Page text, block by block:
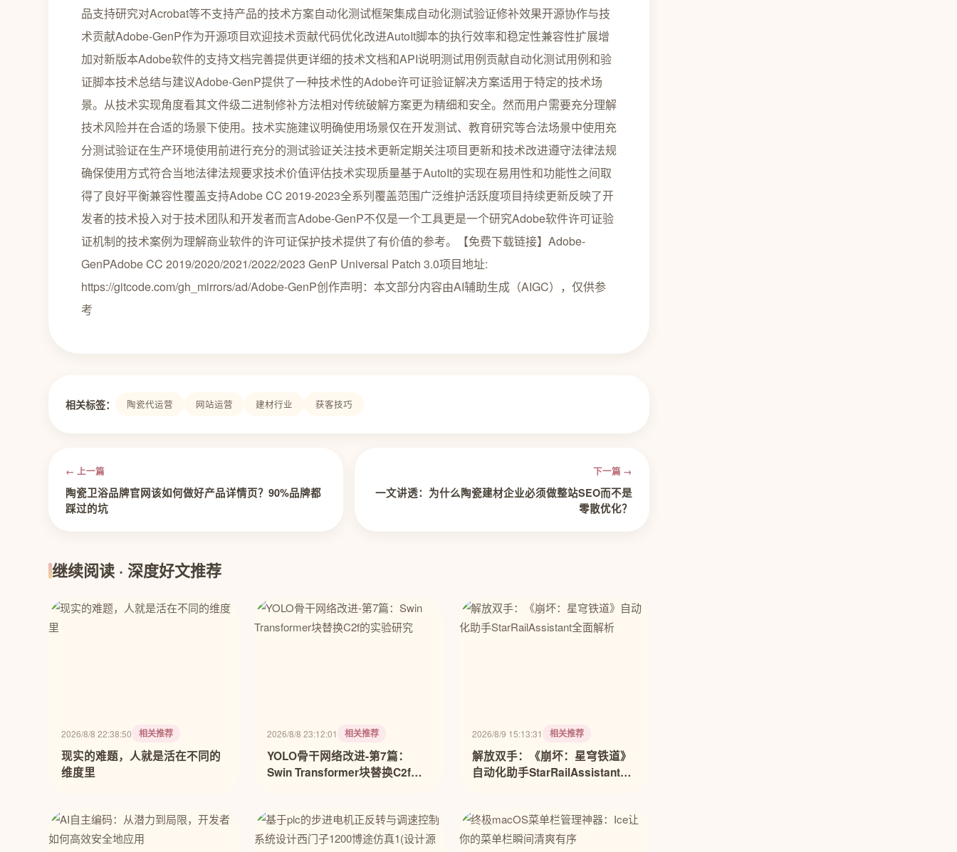
品支持研究对Acrobat等不支持产品的技术方案自动化测试框架集成自动化测试验证修补效果开源协作与技
术贡献Adobe-GenP作为开源项目欢迎技术贡献代码优化改进AutoIt脚本的执行效率和稳定性兼容性扩展增
加对新版本Adobe软件的支持文档完善提供更详细的技术文档和API说明测试用例贡献自动化测试用例和验
证脚本技术总结与建议Adobe-GenP提供了一种技术性的Adobe许可证验证解决方案适用于特定的技术场
景。从技术实现角度看其文件级二进制修补方法相对传统破解方案更为精细和安全。然而用户需要充分理解
技术风险并在合适的场景下使用。技术实施建议明确使用场景仅在开发测试、教育研究等合法场景中使用充
分测试验证在生产环境使用前进行充分的测试验证关注技术更新定期关注项目更新和技术改进遵守法律法规
确保使用方式符合当地法律法规要求技术价值评估技术实现质量基于AutoIt的实现在易用性和功能性之间取
得了良好平衡兼容性覆盖支持Adobe CC 2019-2023全系列覆盖范围广泛维护活跃度项目持续更新反映了开
发者的技术投入对于技术团队和开发者而言Adobe-GenP不仅是一个工具更是一个研究Adobe软件许可证验
证机制的技术案例为理解商业软件的许可证保护技术提供了有价值的参考。【免费下载链接】Adobe-
GenPAdobe CC 2019/2020/2021/2022/2023 GenP Universal Patch 3.0项目地址:
https://gitcode.com/gh_mirrors/ad/Adobe-GenP创作声明：本文部分内容由AI辅助生成（AIGC），仅供参
考
相关标签： 陶瓷代运营 网站运营 建材行业 获客技巧
← 上一篇
陶瓷卫浴品牌官网该如何做好产品详情页？90%品牌都
踩过的坑
下一篇 →
一文讲透：为什么陶瓷建材企业必须做整站SEO而不是
零散优化？
继续阅读 · 深度好文推荐
2026/8/8 22:38:50 相关推荐
现实的难题，人就是活在不同的
维度里
2026/8/8 23:12:01 相关推荐
YOLO骨干网络改进-第7篇：
Swin Transformer块替换C2f的
2026/8/9 15:13:31 相关推荐
解放双手：《崩坏：星穹铁道》
自动化助手StarRailAssistant全